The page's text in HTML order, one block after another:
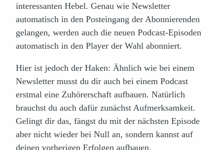
interessanten Hebel. Genau wie Newsletter
automatisch in den Posteingang der Abonnierenden
gelangen, werden auch die neuen Podcast-Episoden
automatisch in den Player der Wahl abonniert.
Hier ist jedoch der Haken: Ähnlich wie bei einem
Newsletter musst du dir auch bei einem Podcast
erstmal eine Zuhörerschaft aufbauen. Natürlich
brauchst du auch dafür zunächst Aufmerksamkeit.
Gelingt dir das, fängst du mit der nächsten Episode
aber nicht wieder bei Null an, sondern kannst auf
deinen vorherigen Erfolgen aufbauen.